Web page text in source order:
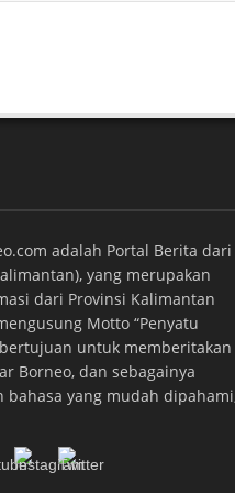
adalah Portal Berita dari
yang merupakan
dari Provinsi Kalimantan
Motto “Penyatu
bertujuan untuk memberitakan
Borneo, dan sebagainya
bahasa yang mudah